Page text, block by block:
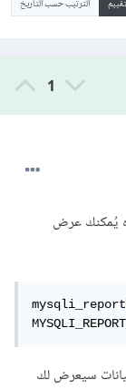
الترتيب حسب التاريخ
1
يُمكنك عرض
سيعرض لك